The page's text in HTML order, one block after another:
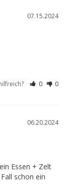
07.15.2024
0 0
06.20.2024
Essen + Zelt
schon ein